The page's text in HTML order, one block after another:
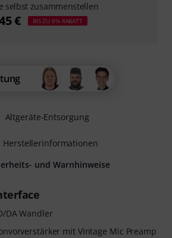
DA Wandler
mit Vintage Mic Preamp
Altgeräte-Entsorgung
Herstellerinformationen
und Warnhinweise
selbst zusammenstellen
€ BIS ZU 8% RABATT